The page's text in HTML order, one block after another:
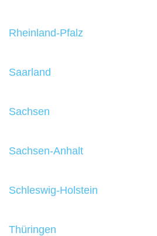
Rheinland-Pfalz
Saarland
Sachsen
Sachsen-Anhalt
Schleswig-Holstein
Thüringen